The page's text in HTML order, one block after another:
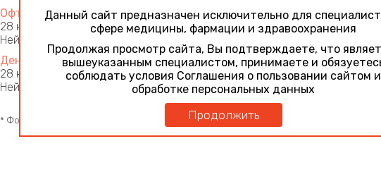
Офтальмопедиатрия
28 ноября 2025
Нейротрофический кератит: от теории к реальной клинической практике
День 1
28 ноября 2025
Нейротрофический кератит: от теории к реальной клинической практике
* Фотография лектора взята из открытых источников
Данный сайт предназначен исключительно для
сфере медицины, фармации и здравоохранения
Продолжая просмотр сайта, Вы подтверждаете, что
вышеуказанным специалистом, принимаете и
соблюдать условия Соглашения о пользовании сайтом и
обработке персональных данных
Продолжить